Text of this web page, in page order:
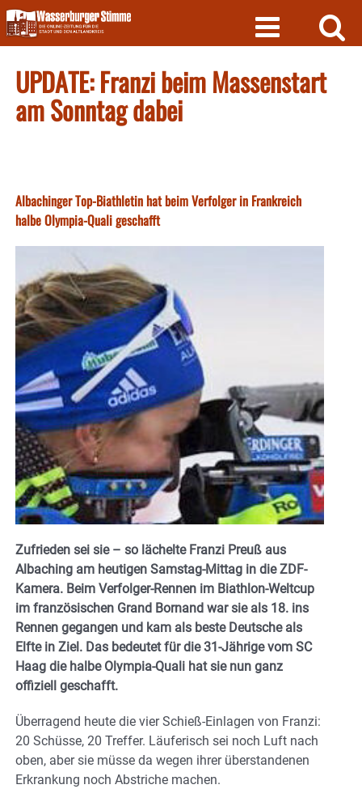
Skip
to
content
UPDATE: Franzi beim Massenstart
am Sonntag dabei
Albachinger Top-Biathletin hat beim Verfolger in Frankreich
halbe Olympia-Quali geschafft
Zufrieden sei sie – so lächelte Franzi Preuß aus
Albaching am heutigen Samstag-Mittag in die ZDF-
Kamera. Beim Verfolger-Rennen im Biathlon-Weltcup
im französischen Grand Bornand war sie als 18. ins
Rennen gegangen und kam als beste Deutsche als
Elfte in Ziel. Das bedeutet für die 31-Jährige vom SC
Haag die halbe Olympia-Quali hat sie nun ganz
offiziell geschafft.
Überragend heute die vier Schieß-Einlagen von Franzi:
20 Schüsse, 20 Treffer. Läuferisch sei noch Luft nach
oben, aber sie müsse da wegen ihrer überstandenen
Erkrankung noch Abstriche machen.